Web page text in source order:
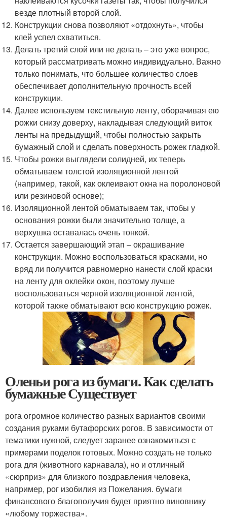
везде плотный второй слой.
Конструкции снова позволяют «отдохнуть», чтобы
клей успел схватиться.
Делать третий слой или не делать – это уже вопрос,
который рассматривать можно индивидуально. Важно
только понимать, что большее количество слоев
обеспечивает дополнительную прочность всей
конструкции.
Далее используем текстильную ленту, оборачивая ею
рожки снизу доверху, накладывая следующий виток
ленты на предыдущий, чтобы полностью закрыть
бумажный слой и сделать поверхность рожек гладкой.
Чтобы рожки выглядели солидней, их теперь
обматываем толстой изоляционной лентой
(например, такой, как оклеивают окна на поролоновой
или резиновой основе);
Изоляционной лентой обматываем так, чтобы у
основания рожки были значительно толще, а
верхушка оставалась очень тонкой.
Остается завершающий этап – окрашивание
конструкции. Можно воспользоваться красками, но
вряд ли получится равномерно нанести слой краски
на ленту для оклейки окон, поэтому лучше
воспользоваться черной изоляционной лентой,
которой также обматывают всю конструкцию рожек.
Оленьи рога из бумаги. Как сделать
бумажные Существует
рога огромное количество разных вариантов своими
создания руками бутафорских рогов. В зависимости от
тематики нужной, следует заранее ознакомиться с
примерами поделок готовых. Можно создать не только
рога для (животного карнавала), но и отличный
«сюрприз» для близкого поздравления человека,
например, рог изобилия из Пожелания. бумаги
финансового благополучия будет приятно виновнику
«любому торжества».